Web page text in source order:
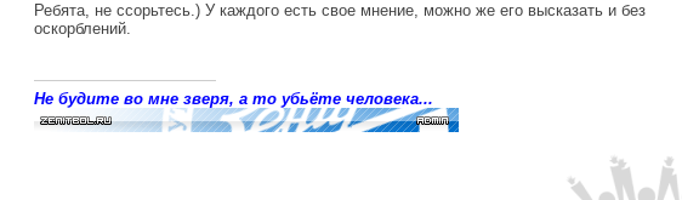
Ребята, не ссорьтесь.) У каждого есть свое мнение, можно же его высказать и без
оскорблений.
Не будите во мне зверя, а то убьёте человека...